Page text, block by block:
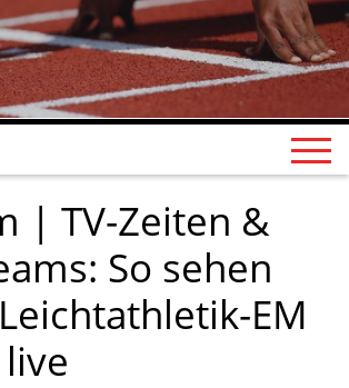
| TV-Zeiten &
So sehen
EM